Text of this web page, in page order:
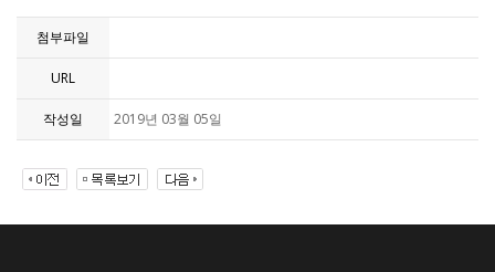
첨부파일
URL
작성일 2019년 03월 05일